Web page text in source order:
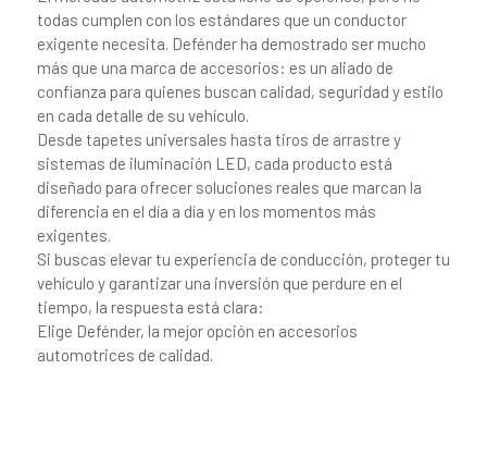
todas cumplen con los estándares que un conductor
exigente necesita. Defénder ha demostrado ser mucho
más que una marca de accesorios: es un aliado de
confianza para quienes buscan calidad, seguridad y estilo
en cada detalle de su vehículo.
Desde tapetes universales hasta tiros de arrastre y
sistemas de iluminación LED, cada producto está
diseñado para ofrecer soluciones reales que marcan la
diferencia en el día a día y en los momentos más
exigentes.
Si buscas elevar tu experiencia de conducción, proteger tu
vehículo y garantizar una inversión que perdure en el
tiempo, la respuesta está clara:
Elige Defénder, la mejor opción en accesorios
automotrices de calidad.